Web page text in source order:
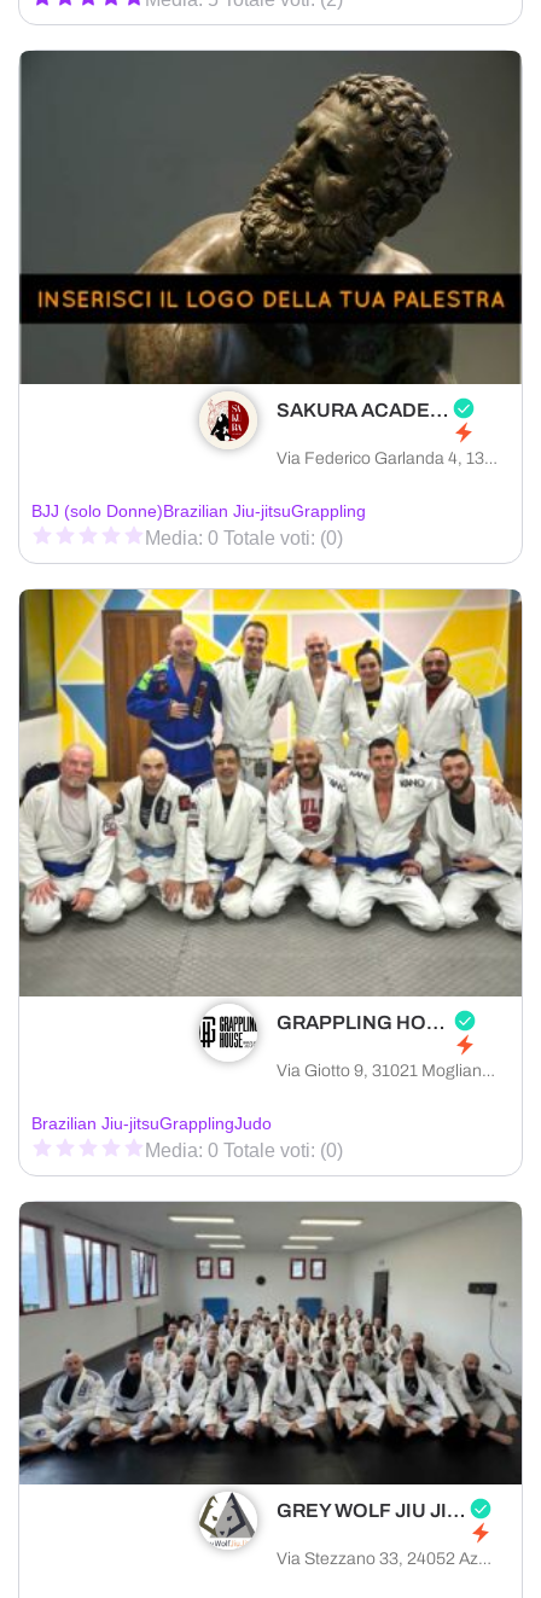
SAKURA ACADEMY
Via Federico Garlanda 4, 13900 Biella provincia di Biella, Italia
BJJ (solo Donne)Brazilian Jiu-jitsuGrappling
Media: 0 Totale voti: (0)
GRAPPLING HOUSE
Via Giotto 9, 31021 Mogliano Veneto provincia di Treviso, Italia
Brazilian Jiu-jitsuGrapplingJudo
Media: 0 Totale voti: (0)
GREY WOLF JIU JITSU BERGAMO
Via Stezzano 33, 24052 Azzano San Paolo provincia di Bergamo, Italia